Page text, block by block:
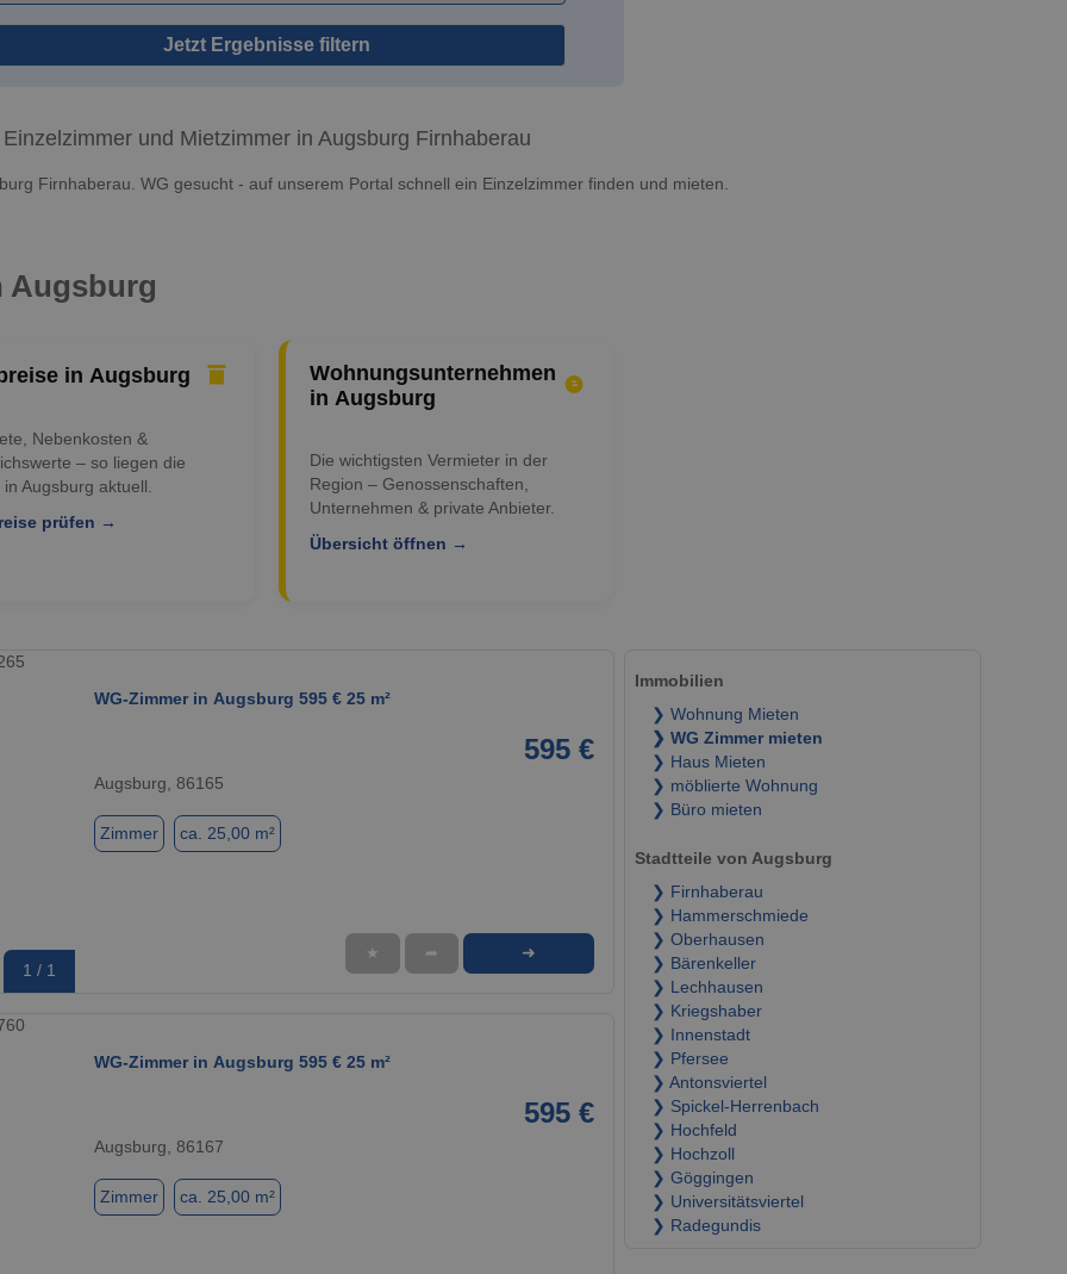
Jetzt Ergebnisse filtern
Einzelzimmer und Mietzimmer in Augsburg Firnhaberau
Firnhaberau. WG gesucht - auf unserem Portal schnell ein Einzelzimmer finden und mieten.
Augsburg
in Augsburg
Nebenkosten &
– so liegen die
Augsburg aktuell.
prüfen →
Wohnungsunternehmen
in Augsburg
Die wichtigsten Vermieter in der
Region – Genossenschaften,
Unternehmen & private Anbieter.
Übersicht öffnen →
1 / 1
WG-Zimmer in Augsburg 595 € 25 m²
595 €
Augsburg, 86165
Zimmer ca. 25,00 m²
★ ➦ ➜
WG-Zimmer in Augsburg 595 € 25 m²
595 €
Augsburg, 86167
Zimmer ca. 25,00 m²
Immobilien
❯ Wohnung Mieten
❯ WG Zimmer mieten
❯ Haus Mieten
❯ möblierte Wohnung
❯ Büro mieten
Stadtteile von Augsburg
❯ Firnhaberau
❯ Hammerschmiede
❯ Oberhausen
❯ Bärenkeller
❯ Lechhausen
❯ Kriegshaber
❯ Innenstadt
❯ Pfersee
❯ Antonsviertel
❯ Spickel-Herrenbach
❯ Hochfeld
❯ Hochzoll
❯ Göggingen
❯ Universitätsviertel
❯ Radegundis